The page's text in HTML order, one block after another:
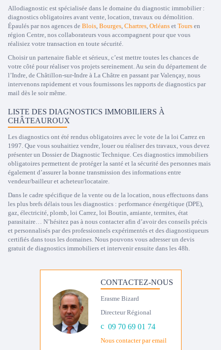
Allodiagnostic est spécialisée dans le domaine du diagnostic immobilier :
diagnostics obligatoires avant vente, location, travaux ou démolition.
Épaulés par nos agences de Blois, Bourges, Chartres, Orléans et Tours en
région Centre, nos collaborateurs vous accompagnent pour que vous
réalisiez votre transaction en toute sécurité.
Choisir un partenaire fiable et sérieux, c’est mettre toutes les chances de
votre côté pour réaliser vos projets sereinement. Au sein du département de
l’Indre, de Châtillon-sur-Indre à La Châtre en passant par Valençay, nous
intervenons rapidement et vous fournissons les rapports de diagnostics par
mail dès le soir même.
LISTE DES DIAGNOSTICS IMMOBILIERS À
CHÂTEAUROUX
Les diagnostics ont été rendus obligatoires avec le vote de la loi Carrez en
1997. Que vous souhaitiez vendre, louer ou réaliser des travaux, vous devez
présenter un Dossier de Diagnostic Technique. Ces diagnostics immobiliers
obligatoires permettent de protéger la santé et la sécurité des personnes mais
également d’assurer la bonne transmission des informations entre
vendeur/bailleur et acheteur/locataire.
Dans le cadre spécifique de la vente ou de la location, nous effectuons dans
les plus brefs délais tous les diagnostics : performance énergétique (DPE),
gaz, électricité, plomb, loi Carrez, loi Boutin, amiante, termites, état
parasitaire… N’hésitez pas à nous contacter afin d’avoir des conseils précis
et personnalisés par des professionnels expérimentés et des diagnostiqueurs
certifiés dans tous les domaines. Nous pouvons vous adresser un devis
gratuit de diagnostics immobiliers et intervenir ensuite dans les 48h.
CONTACTEZ-NOUS
Erasme Bizard
Directeur Régional
09 70 69 01 74
Nous contacter par email